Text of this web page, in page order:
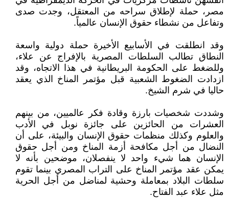
مصر، حملة لإطلاق سراحه من المعتقل، وجدت صدى
وتفاعل من نشطاء حقوق الإنسان عالمياً.
وقد انطلقت في الأسابيع الأخيرة حملة دولية واسعة
النطاق تطالب السلطات المصرية بالإفراج عن علاء،
وللضغط على الحكومة البريطانية في هذا الاتجاه، وقد
ازدادت الضغوط الشعبية قبل مؤتمر المناخ الذي يعقد
حاليا في شرم الشيخ.
وشددت شخصيات بارزة وقادة فكر عالميين، من بينهم
العشرات من الحائزين على جائزة نوبل في الأدب
والعلوم وكذلك منظمات حقوق الإنسان والبيئة، على أن
النضال من أجل مكافحة أزمة المناخ ومن أجل حقوق
الإنسان هما شيء واحد لا ينفصلان، موضحين بأنه لا
يمكن عقد مؤتمر المناخ على التراب المصري بينما تقوم
سلطات البلاد بمعاملة وحشية لمناضل من أجل الحرية
مثل علاء عبد الفتاح.